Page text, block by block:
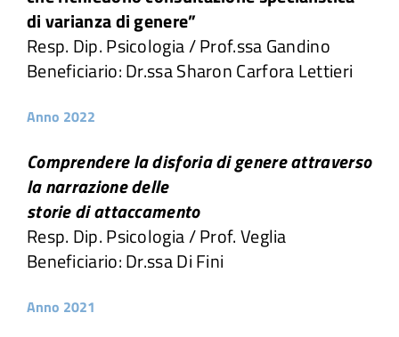
di varianza di genere”
Resp. Dip. Psicologia / Prof.ssa Gandino
Beneficiario: Dr.ssa Sharon Carfora Lettieri
Anno 2022
Comprendere la disforia di genere attraverso
la narrazione delle
storie di attaccamento
Resp. Dip. Psicologia / Prof. Veglia
Beneficiario: Dr.ssa Di Fini
Anno 2021